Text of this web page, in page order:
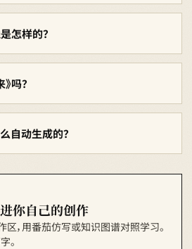
怎样的？
吗？
自动生成的？
你自己的创作
，用番茄仿写或知识图谱对照学习。
。